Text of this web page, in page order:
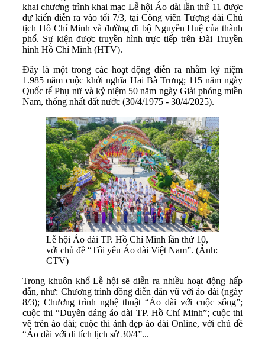
khai chương trình khai mạc Lễ hội Áo dài lần thứ 11 được
dự kiến diễn ra vào tối 7/3, tại Công viên Tượng đài Chủ
tịch Hồ Chí Minh và đường đi bộ Nguyễn Huệ của thành
phố. Sự kiện được truyền hình trực tiếp trên Đài Truyền
hình Hồ Chí Minh (HTV).
Đây là một trong các hoạt động diễn ra nhằm kỷ niệm
1.985 năm cuộc khởi nghĩa Hai Bà Trưng; 115 năm ngày
Quốc tế Phụ nữ và kỷ niệm 50 năm ngày Giải phóng miền
Nam, thống nhất đất nước (30/4/1975 - 30/4/2025).
Lễ hội Áo dài TP. Hồ Chí Minh lần thứ 10,
với chủ đề “Tôi yêu Áo dài Việt Nam”. (Ảnh:
CTV)
Trong khuôn khổ Lễ hội sẽ diễn ra nhiều hoạt động hấp
dẫn, như: Chương trình đồng diễn dân vũ với áo dài (ngày
8/3); Chương trình nghệ thuật “Áo dài với cuộc sống”;
cuộc thi “Duyên dáng áo dài TP. Hồ Chí Minh”; cuộc thi
vẽ trên áo dài; cuộc thi ảnh đẹp áo dài Online, với chủ đề
“Áo dài với di tích lịch sử 30/4”...